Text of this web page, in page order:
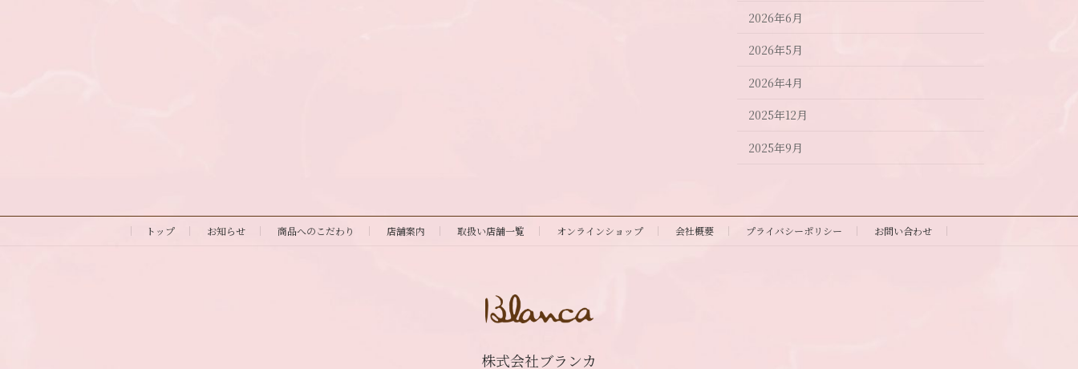
2026年6月
2026年5月
2026年4月
2025年12月
2025年9月
トップ お知らせ 商品へのこだわり 店舗案内 取扱い店舗一覧 オンラインショップ 会社概要 プライバシーポリシー お問い合わせ
株式会社ブランカ